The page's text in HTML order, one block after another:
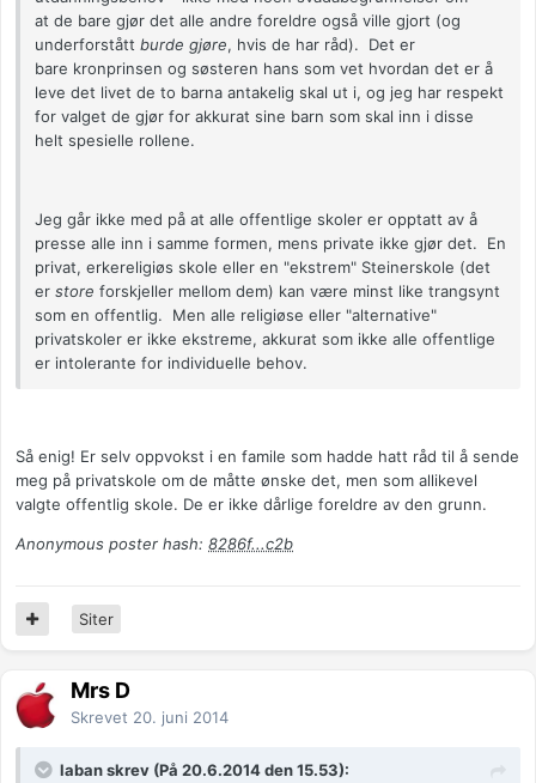
at de bare gjør det alle andre foreldre også ville gjort (og
underforstått burde gjøre, hvis de har råd). Det er
bare kronprinsen og søsteren hans som vet hvordan det er å
leve det livet de to barna antakelig skal ut i, og jeg har respekt
for valget de gjør for akkurat sine barn som skal inn i disse
helt spesielle rollene.
Jeg går ikke med på at alle offentlige skoler er opptatt av å
presse alle inn i samme formen, mens private ikke gjør det. En
privat, erkereligiøs skole eller en "ekstrem" Steinerskole (det
er store forskjeller mellom dem) kan være minst like trangsynt
som en offentlig. Men alle religiøse eller "alternative"
privatskoler er ikke ekstreme, akkurat som ikke alle offentlige
er intolerante for individuelle behov.
Så enig! Er selv oppvokst i en famile som hadde hatt råd til å sende
meg på privatskole om de måtte ønske det, men som allikevel
valgte offentlig skole. De er ikke dårlige foreldre av den grunn.
Anonymous poster hash: 8286f...c2b
Siter
Mrs D
Skrevet 20. juni 2014
laban skrev (På 20.6.2014 den 15.53):